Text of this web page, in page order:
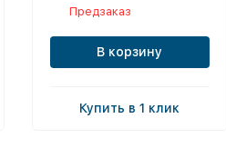
Предзаказ
В корзину
Купить в 1 клик